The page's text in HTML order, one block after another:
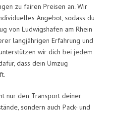
zu fairen Preisen an. Wir
Angebot, sodass du
von Ludwigshafen am Rhein
langjährigen Erfahrung und
wir dich bei jedem
dass dein Umzug
nur den Transport deiner
sondern auch Pack- und